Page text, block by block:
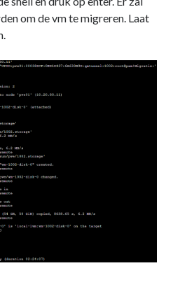
om de vm te migreren. Laat